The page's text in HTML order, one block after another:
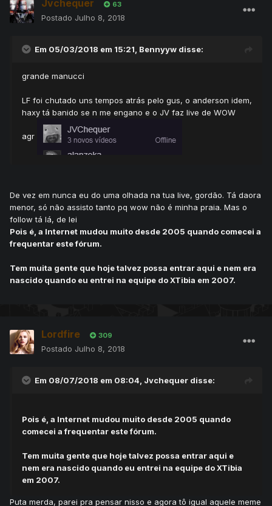
Jvchequer 63
Postado Julho 8, 2018
Em 05/03/2018 em 15:21, Bennyyw disse:
grande manucci
LF foi chutado uns tempos atrás pelo gus, o anderson idem,
haxy tá banido se n me engano e o JV faz live de WOW
agr
De vez em nunca eu do uma olhada na tua live, gordão. Tá daora
menor, só não assisto tanto pq wow não é minha praia. Mas o
follow tá lá, de lei
Pois é, a Internet mudou muito desde 2005 quando comecei a
frequentar este fórum.
Tem muita gente que hoje talvez possa entrar aqui e nem era
nascido quando eu entrei na equipe do XTibia em 2007.
Lordfire 309
Postado Julho 8, 2018
Em 08/07/2018 em 08:04, Jvchequer disse:
Pois é, a Internet mudou muito desde 2005 quando
comecei a frequentar este fórum.
Tem muita gente que hoje talvez possa entrar aqui e
nem era nascido quando eu entrei na equipe do XTibia
em 2007.
Puta merda, parei pra pensar nisso e agora tô igual aquele meme